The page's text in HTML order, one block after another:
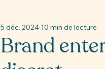
Brand
5 déc. 2024 10 min de lecture